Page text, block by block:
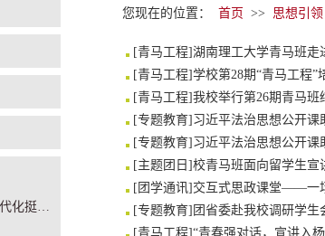
建功“十五五”，青春为中国式现代化挺膺担当 ——我校2026年暑期“三下乡”社会实践正式启动
您现在的位置： 首页 >> 思想引领
[青马工程]湖南理工大学青马班走
[青马工程]学校第28期“青马工程”
[青马工程]我校举行第26期青马班
[专题教育] 习近平法治思想公开课
[专题教育] 习近平法治思想公开课
[主题团日 ]校青马班面向留学生宣
[ 团学通讯] 交互式思政课堂——一
[专题教育] 团省委赴我校调研学
[青马工程]“青春强对话，宣讲入